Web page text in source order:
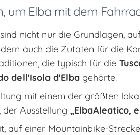
um Elba mit dem
nicht nur die Grundlagen,
auch die Zutaten für die
die typisch für die
dell'Isola d'Elba gehörte.
mit einem der größten
Ausstellung „ElbaAleatico,
auf einer Mountainbike-